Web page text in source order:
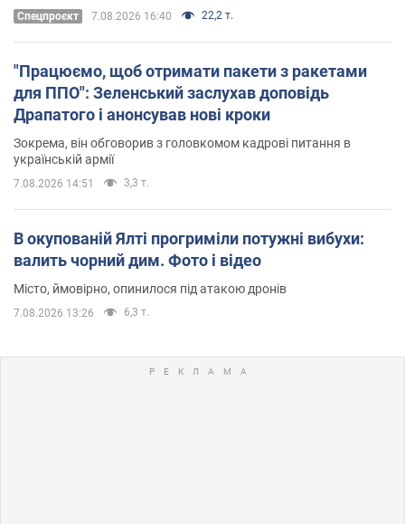
Cпецпроєкт 7.08.2026 16:40 22,2 т.
"Працюємо, щоб отримати пакети з ракетами
для ППО": Зеленський заслухав доповідь
Драпатого і анонсував нові кроки
Зокрема, він обговорив з головкомом кадрові питання в
українській армії
7.08.2026 14:51 3,3 т.
В окупованій Ялті прогриміли потужні вибухи:
валить чорний дим. Фото і відео
Місто, ймовірно, опинилося під атакою дронів
7.08.2026 13:26 6,3 т.